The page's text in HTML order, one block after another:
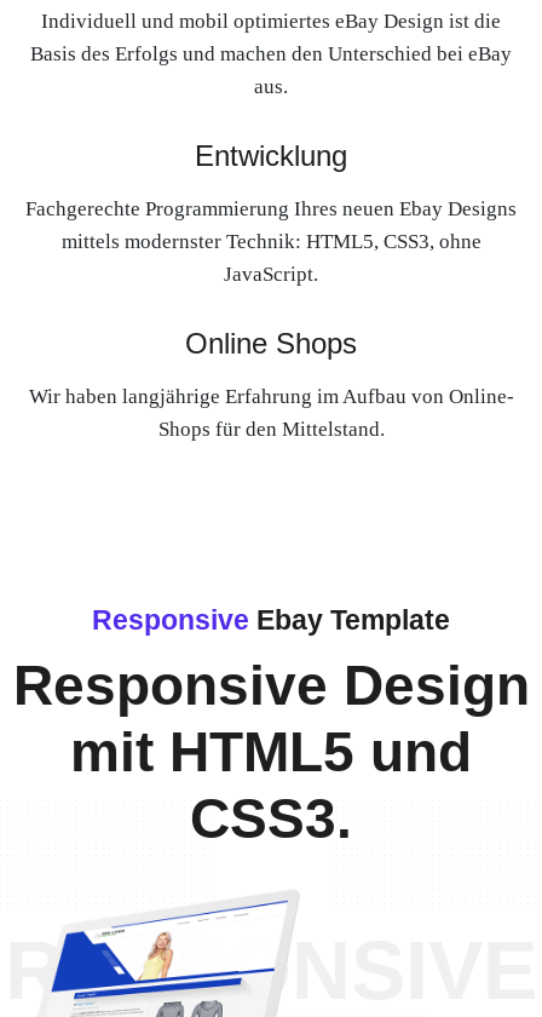
Individuell und mobil optimiertes eBay Design ist die
Basis des Erfolgs und machen den Unterschied bei eBay
aus.
Entwicklung
Fachgerechte Programmierung Ihres neuen Ebay Designs
mittels modernster Technik: HTML5, CSS3, ohne
JavaScript.
Online Shops
Wir haben langjährige Erfahrung im Aufbau von Online-
Shops für den Mittelstand.
Responsive Ebay Template
Responsive Design
mit HTML5 und
CSS3.
RESPONSIVE